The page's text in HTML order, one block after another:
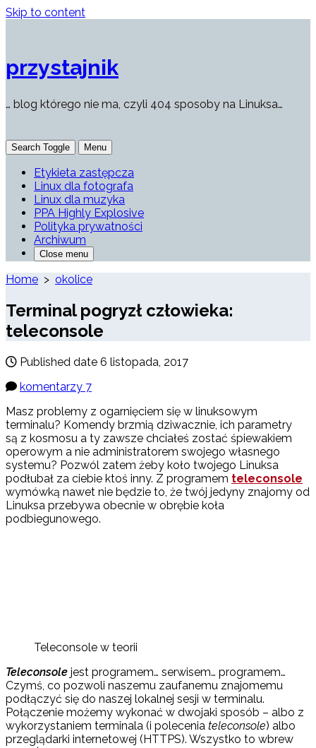
Skip to content
przystajnik
… blog którego nie ma, czyli 404 sposoby na Linuksa…
Search Toggle Menu
Etykieta zastępcza
Linux dla fotografa
Linux dla muzyka
PPA Highly Explosive
Polityka prywatności
Archiwum
Close menu
Home > okolice
Terminal pogryzł człowieka:
teleconsole
Published date 6 listopada, 2017
komentarzy 7
Masz problemy z ogarnięciem się w linuksowym
terminalu? Komendy brzmią dziwacznie, ich parametry
są z kosmosu a ty zawsze chciałeś zostać śpiewakiem
operowym a nie administratorem swojego własnego
systemu? Pozwól zatem żeby koło twojego Linuksa
podłubał za ciebie ktoś inny. Z programem teleconsole
wymówką nawet nie będzie to, że twój jedyny znajomy od
Linuksa przebywa obecnie w obrębie koła
podbiegunowego.
Teleconsole w teorii
Teleconsole jest programem… serwisem… programem…
Czymś, co pozwoli naszemu zaufanemu znajomemu
podłączyć się do naszej lokalnej sesji w terminalu.
Połączenie możemy wykonać w dwojaki sposób – albo z
wykorzystaniem terminala (i polecenia teleconsole) albo
przeglądarki internetowej (HTTPS). Wszystko to wbrew